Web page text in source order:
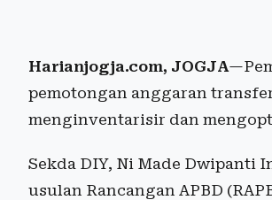
Harianjogja.com, JOGJA
pemotongan anggaran
menginventarisir dan
Sekda DIY, Ni Made Dwipanti
usulan Rancangan APBD